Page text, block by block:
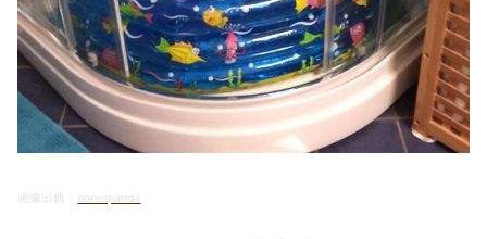
画像出典： boredpanda